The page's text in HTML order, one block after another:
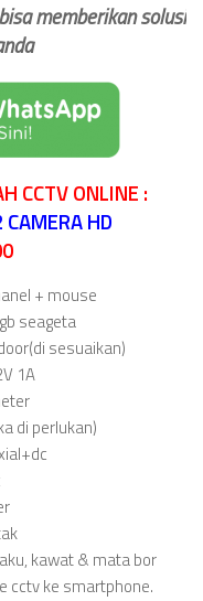
memberikan solusi
CCTV ONLINE :
HD
+ mouse
seageta
sesuaikan)
1A
di perlukan)
kawat & mata bor
cctv ke smartphone.